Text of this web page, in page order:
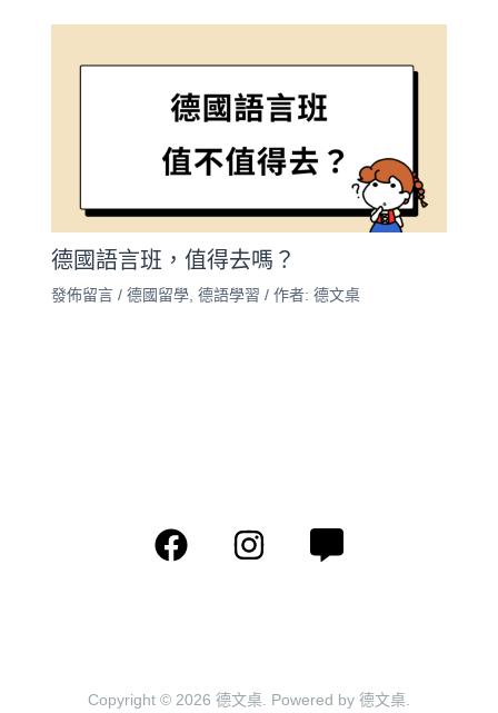
德國語言班，值得去嗎？
發佈留言 / 德國留學, 德語學習 / 作者: 德文桌
Copyright © 2026 德文桌. Powered by 德文桌.